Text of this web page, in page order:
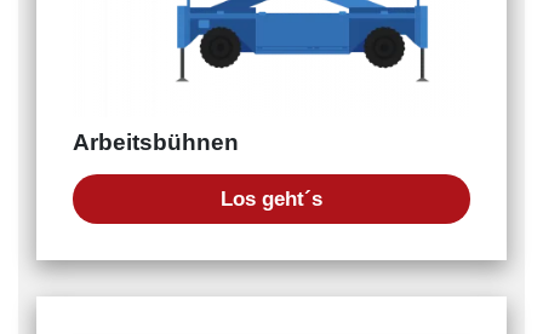
Arbeitsbühnen
Los geht´s